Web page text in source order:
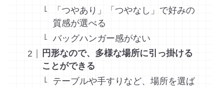
「つやあり」「つやなし」で好みの
質感が選べる
バッグハンガー感がない
円形なので、多様な場所に引っ掛ける
ことができる
テーブルや手すりなど、場所を選ば